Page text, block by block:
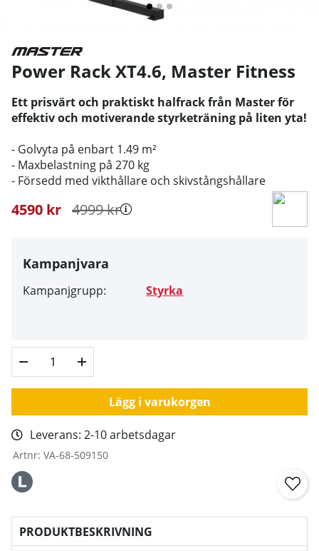
Power Rack XT4.6, Master Fitness
Ett prisvärt och praktiskt halfrack från Master för
effektiv och motiverande styrketräning på liten yta!
- Golvyta på enbart 1.49 m²
- Maxbelastning på 270 kg
- Försedd med vikthållare och skivstångshållare
4999kr
4590 kr
Kampanjvara
Kampanjgrupp: Styrka
Lägg i varukorgen
Leverans: 2-10 arbetsdagar
Artnr: VA-68-509150
PRODUKTBESKRIVNING